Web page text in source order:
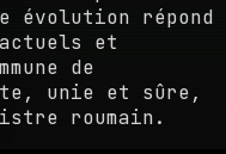
évolution répond
et
de
unie et sûre,
roumain.